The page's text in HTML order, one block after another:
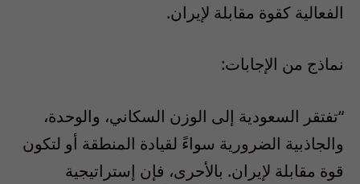
الفعالية كقوة مقابلة لإيران.
نماذج من الإجابات:
“تفتقر السعودية إلى الوزن السكاني، والوحدة،
والجاذبية الضرورية سواءً لقيادة المنطقة أو لتكون
قوة مقابلة لإيران. بالأحرى، فإن إستراتيجية